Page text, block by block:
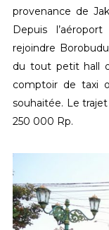
provenance de
Depuis
rejoindre
du tout petit hall
comptoir de taxi
souhaitée. Le
250 000 Rp.